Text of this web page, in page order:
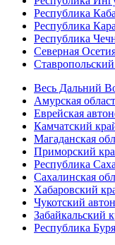
Республика
Республика
Республика
Северная
Весь Дальний
Амурская
Еврейская
Камчатский
Магаданская
Приморский
Республика
Сахалинская
Хабаровский
Чукотский
Забайкальский
Республика